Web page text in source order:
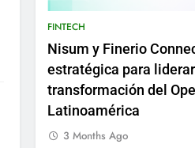
FINTECH
Nisum y Finerio
estratégica para
transformación del
Latinoamérica
3 Months Ago